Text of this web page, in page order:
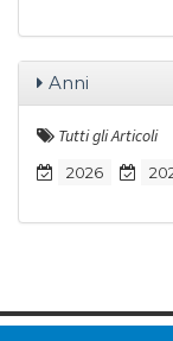
Anni
Tutti gli Articoli
2026